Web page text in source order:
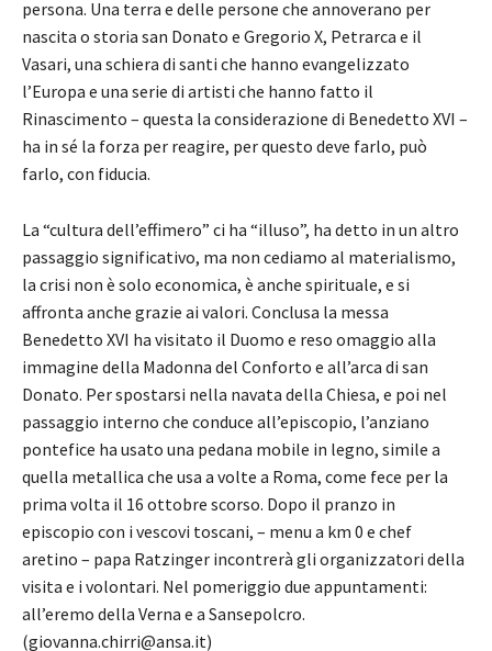
persona. Una terra e delle persone che annoverano per
nascita o storia san Donato e Gregorio X, Petrarca e il
Vasari, una schiera di santi che hanno evangelizzato
l’Europa e una serie di artisti che hanno fatto il
Rinascimento – questa la considerazione di Benedetto XVI –
ha in sé la forza per reagire, per questo deve farlo, può
farlo, con fiducia.
La “cultura dell’effimero” ci ha “illuso”, ha detto in un altro
passaggio significativo, ma non cediamo al materialismo,
la crisi non è solo economica, è anche spirituale, e si
affronta anche grazie ai valori. Conclusa la messa
Benedetto XVI ha visitato il Duomo e reso omaggio alla
immagine della Madonna del Conforto e all’arca di san
Donato. Per spostarsi nella navata della Chiesa, e poi nel
passaggio interno che conduce all’episcopio, l’anziano
pontefice ha usato una pedana mobile in legno, simile a
quella metallica che usa a volte a Roma, come fece per la
prima volta il 16 ottobre scorso. Dopo il pranzo in
episcopio con i vescovi toscani, – menu a km 0 e chef
aretino – papa Ratzinger incontrerà gli organizzatori della
visita e i volontari. Nel pomeriggio due appuntamenti:
all’eremo della Verna e a Sansepolcro.
(giovanna.chirri@ansa.it)